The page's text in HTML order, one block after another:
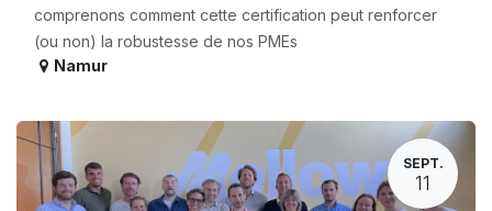
comprenons comment cette certification peut renforcer
(ou non) la robustesse de nos PMEs
Namur
SEPT.
11